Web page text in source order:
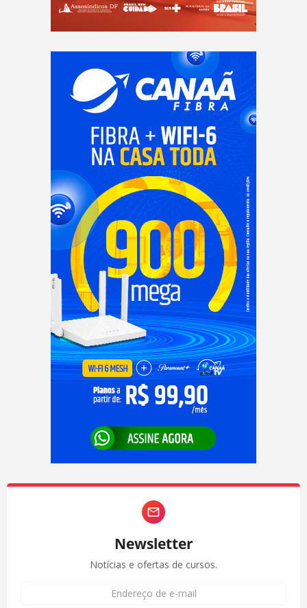
Newsletter
Notícias e ofertas de cursos.